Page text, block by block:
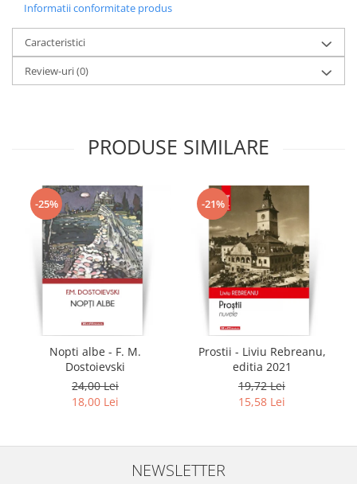
Informatii conformitate produs
Caracteristici
Review-uri(0)
PRODUSE SIMILARE
-25%
Nopti albe - F. M.
Dostoievski
24,00 Lei
18,00 Lei
-21%
Prostii - Liviu Rebreanu,
editia 2021
19,72 Lei
15,58 Lei
NEWSLETTER